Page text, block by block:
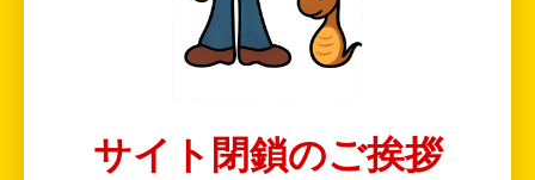
サイト閉鎖のご挨拶